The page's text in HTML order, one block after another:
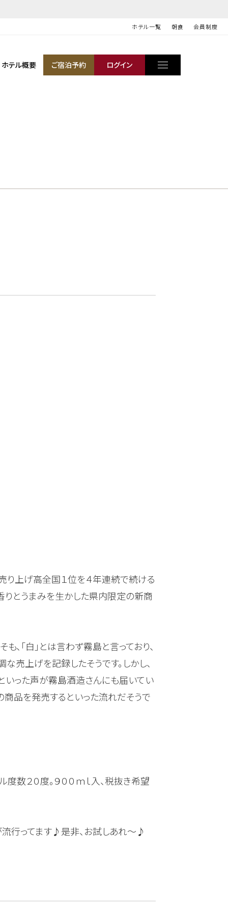
ホテル一覧 朝食 会員制度
ホテル概要 ご宿泊予約 ログイン
り上げ高全国１位を４年連続で続ける
りとうまみを生かした県内限定の新商
、「白」とは言わず霧島と言っており、
売上げを記録したそうです。しかし、
いった声が霧島酒造さんにも届いてい
商品を発売するといった流れだそうで
数２０度。９００ｍｌ入、税抜き希望
行ってます♪是非、お試しあれ～♪